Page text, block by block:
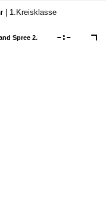
| 1.Kreisklasse
Spree 2. :